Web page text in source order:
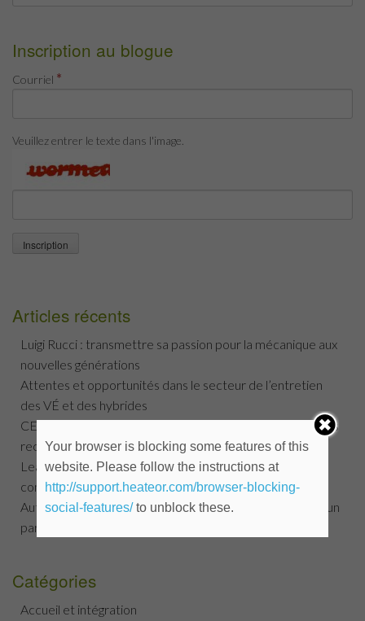
Inscription au blogue
Courriel *
Veuillez entrer le texte dans l'image.
Articles récents
Luigi Rucci : transmettre sa passion pour la mécanique aux
nouvelles générations
Attentes et opportunités dans le secteur de l’entretien
des VÉ et des hybrides
CETEMMM : 40 ans et un gala Méritas qui a battu tous les
records !
Leadership en concession : une équation de plus en plus
complexe
Auto-jobs.ca et CAA Québec Recommandé établissent un
partenariat stratégique
Catégories
Accueil et intégration
Your browser is blocking some features of this
website. Please follow the instructions at
http://support.heateor.com/browser-blocking-
social-features/to unblock these.